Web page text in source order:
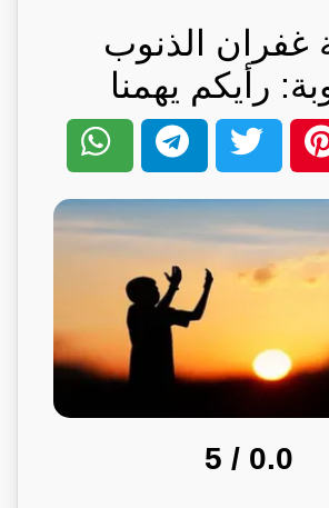
غفران الذنوب
رأيكم يهمنا
0.0
/ 5